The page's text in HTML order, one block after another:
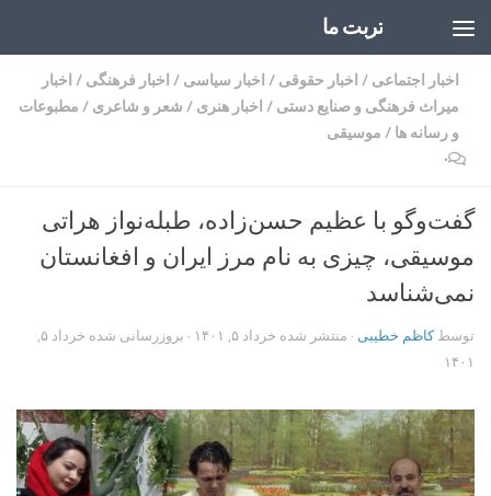
تربت ما
اخبار اجتماعی / اخبار حقوقی / اخبار سیاسی / اخبار فرهنگی / اخبار
میراث فرهنگی و صنایع دستی / اخبار هنری / شعر و شاعری / مطبوعات
و رسانه ها / موسیقی
۰
گفت‌وگو با عظیم حسن‌زاده، طبله‌نواز هراتی
موسیقی، چیزی به نام مرز ایران و افغانستان
نمی‌شناسد
توسطکاظم خطیبی · منتشر شده خرداد ۵, ۱۴۰۱ · بروزرسانی شده
خرداد ۵,
۱۴۰۱